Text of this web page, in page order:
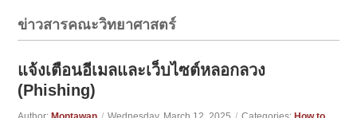
ข่าวสารคณะวิทยาศาสตร์
แจ้งเตือนอีเมลและเว็บไซต์หลอกลวง
(Phishing)